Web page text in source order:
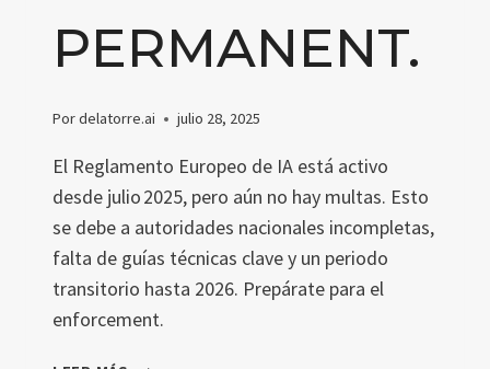
PERMANENT.
Pordelatorre.ai julio 28, 2025
El Reglamento Europeo de IA está activo
desde julio 2025, pero aún no hay multas. Esto
se debe a autoridades nacionales incompletas,
falta de guías técnicas clave y un periodo
transitorio hasta 2026. Prepárate para el
enforcement.